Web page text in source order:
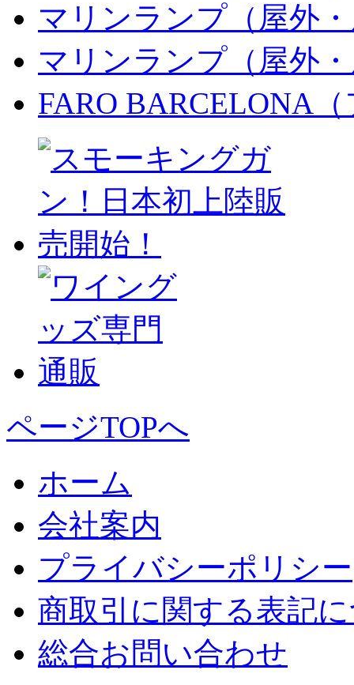
マリンランプ（屋外
マリンランプ（屋外
FARO BARCELONA
ページTOPへ
ホーム
会社案内
プライバシーポリシー
商取引に関する表記
総合お問い合わせ